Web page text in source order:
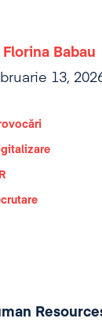
Florina Babau
13,